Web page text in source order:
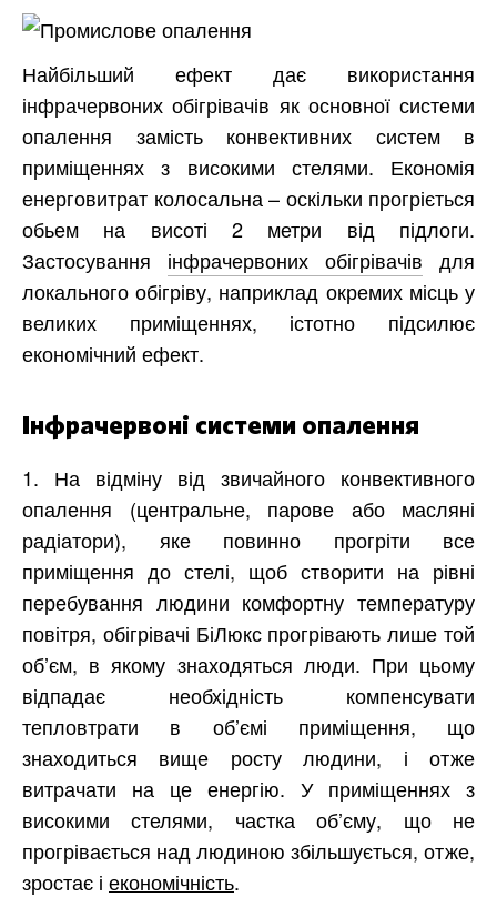
Найбільший ефект дає використання
інфрачервоних обігрівачів як основної системи
опалення замість конвективних систем в
приміщеннях з високими стелями. Економія
енерговитрат колосальна – оскільки прогріється
обьем на висоті 2 метри від підлоги.
Застосування інфрачервоних обігрівачів для
локального обігріву, наприклад окремих місць у
великих приміщеннях, істотно підсилює
економічний ефект.
Інфрачервоні системи опалення
1. На відміну від звичайного конвективного
опалення (центральне, парове або масляні
радіатори), яке повинно прогріти все
приміщення до стелі, щоб створити на рівні
перебування людини комфортну температуру
повітря, обігрівачі БіЛюкс прогрівають лише той
об’єм, в якому знаходяться люди. При цьому
відпадає необхідність компенсувати
тепловтрати в об’ємі приміщення, що
знаходиться вище росту людини, і отже
витрачати на це енергію. У приміщеннях з
високими стелями, частка об’єму, що не
прогрівається над людиною збільшується, отже,
зростає і економічність.